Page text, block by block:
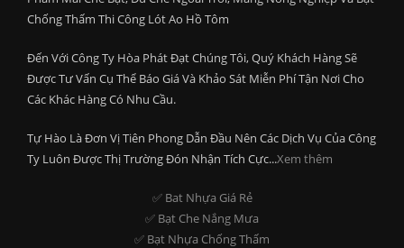
Chống Thấm Thi Công Lót Ao Hồ Tôm
Đến Với Công Ty Hòa Phát Đạt Chúng Tôi, Quý Khách Hàng Sẽ
Được Tư Vấn Cụ Thể Báo Giá Và Khảo Sát Miễn Phí Tận Nơi Cho
Các Khác Hàng Có Nhu Cầu.
Tự Hào Là Đơn Vị Tiên Phong Dẫn Đầu Nên Các Dịch Vụ Của Công
Ty Luôn Được Thị Trường Đón Nhận Tích Cực...Xem thêm
✅ Bat Nhựa Giá Rẻ
✅ Bạt Che Nắng Mưa
✅ Bạt Nhựa Chống Thấm